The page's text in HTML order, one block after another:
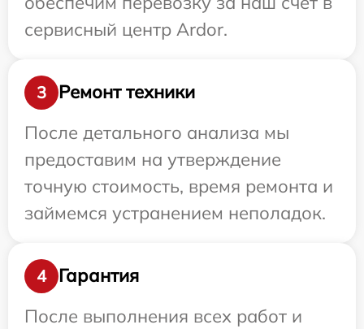
сервисный центр Ardor.
3
Ремонт техники
После детального анализа мы
предоставим на утверждение
точную стоимость, время ремонта и
займемся устранением неполадок.
4
Гарантия
После выполнения всех работ и